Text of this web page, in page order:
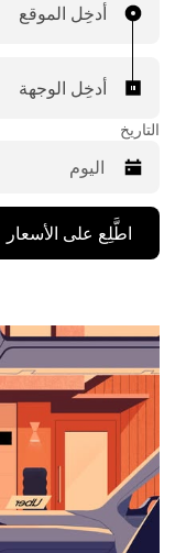
أدخِل الموقع
أدخِل الوجهة
التاريخ
اضغط
على
مفتاح
للأسفل
لاستخدام
التقويم
التاريخ.
اضغط
على
زر
الخروج
لإغلاق
التقويم.
اطَّلِع على الأسعار